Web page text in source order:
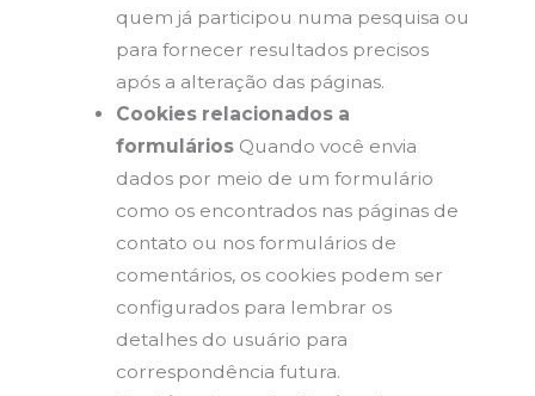
quem já participou numa pesquisa ou
para fornecer resultados precisos
após a alteração das páginas.
Cookies relacionados a
formulários Quando você envia
dados por meio de um formulário
como os encontrados nas páginas de
contato ou nos formulários de
comentários, os cookies podem ser
configurados para lembrar os
detalhes do usuário para
correspondência futura.